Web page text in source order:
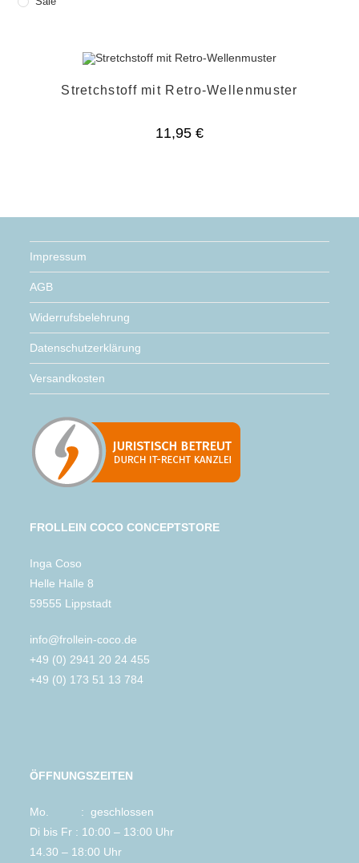
Stretchstoff mit Retro-Wellenmuster
11,95 €
Impressum
AGB
Widerrufsbelehrung
Datenschutzerklärung
Versandkosten
FROLLEIN COCO CONCEPTSTORE
Inga Coso
Helle Halle 8
59555 Lippstadt
info@frollein-coco.de
+49 (0) 2941 20 24 455
+49 (0) 173 51 13 784
ÖFFNUNGSZEITEN
Mo. : geschlossen
Di bis Fr : 10:00 – 13:00 Uhr
14.30 – 18:00 Uhr